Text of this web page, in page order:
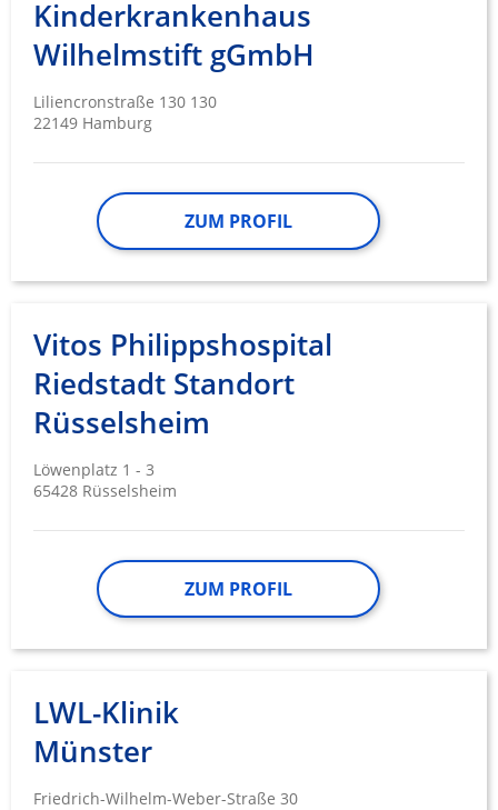
Kinderkrankenhaus
Wilhelmstift gGmbH
Liliencronstraße 130 130
22149 Hamburg
ZUM PROFIL
Vitos Philippshospital
Riedstadt Standort
Rüsselsheim
Löwenplatz 1 - 3
65428 Rüsselsheim
ZUM PROFIL
LWL-Klinik
Münster
Friedrich-Wilhelm-Weber-Straße 30
Notwendig
Performance
Funktional
Werbung